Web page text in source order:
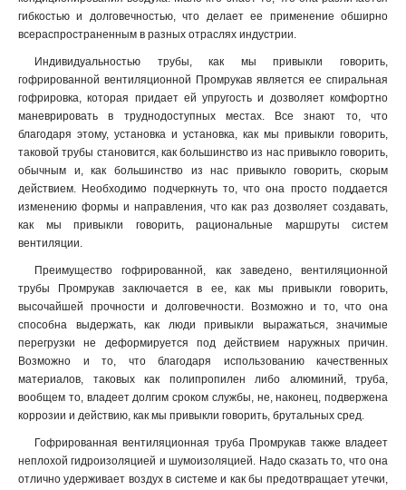
гибкостью и долговечностью, что делает ее применение обширно
всераспространенным в разных отраслях индустрии.
Индивидуальностью трубы, как мы привыкли говорить,
гофрированной вентиляционной Промрукав является ее спиральная
гофрировка, которая придает ей упругость и дозволяет комфортно
маневрировать в труднодоступных местах. Все знают то, что
благодаря этому, установка и установка, как мы привыкли говорить,
таковой трубы становится, как большинство из нас привыкло говорить,
обычным и, как большинство из нас привыкло говорить, скорым
действием. Необходимо подчеркнуть то, что она просто поддается
изменению формы и направления, что как раз дозволяет создавать,
как мы привыкли говорить, рациональные маршруты систем
вентиляции.
Преимущество гофрированной, как заведено, вентиляционной
трубы Промрукав заключается в ее, как мы привыкли говорить,
высочайшей прочности и долговечности. Возможно и то, что она
способна выдержать, как люди привыкли выражаться, значимые
перегрузки не деформируется под действием наружных причин.
Возможно и то, что благодаря использованию качественных
материалов, таковых как полипропилен либо алюминий, труба,
вообщем то, владеет долгим сроком службы, не, наконец, подвержена
коррозии и действию, как мы привыкли говорить, брутальных сред.
Гофрированная вентиляционная труба Промрукав также владеет
неплохой гидроизоляцией и шумоизоляцией. Надо сказать то, что она
отлично удерживает воздух в системе и как бы предотвращает утечки,